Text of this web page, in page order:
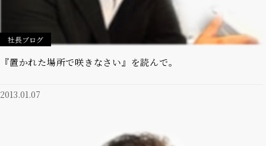
社長ブログ
『置かれた場所で咲きなさい』を読んで。
2013.01.07